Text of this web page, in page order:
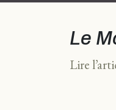
Le
Lire